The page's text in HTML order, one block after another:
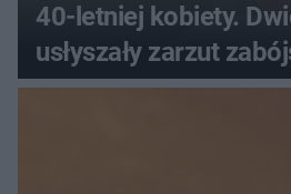
40-letniej kobiety.
usłyszały zarzut